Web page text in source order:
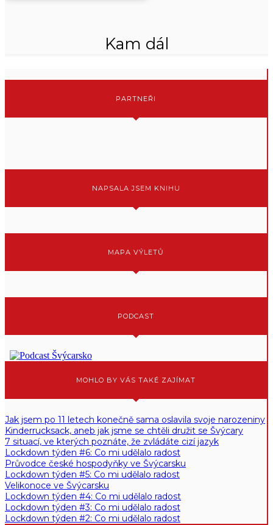
Kam dál
PARTNEŘI
NAPSALA JSEM KNIHU
MAPA VÝLETŮ
PODCAST
MOHLO BY VÁS TAKÉ ZAJÍMAT
Jak jsem po 11 letech konečně sama oslavila svoje narozeniny
Kinderrucksack, aneb jak jsme se chtěli družit se Švýcary
7 situací, ve kterých poznáte, že zvládáte cizí jazyk
Lockdown týden #6: Co mi udělalo radost
Průvodce české hospodyňky ve Švýcarsku
Lockdown týden #5: Co mi udělalo radost
Velikonoce ve Švýcarsku
Lockdown týden #4: Co mi udělalo radost
Lockdown týden #3: Co mi udělalo radost
Lockdown týden #2: Co mi udělalo radost